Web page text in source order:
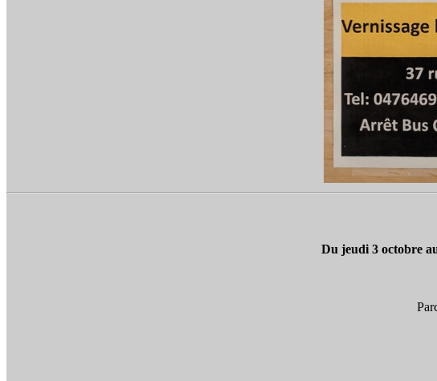
Du jeudi 3 octobre